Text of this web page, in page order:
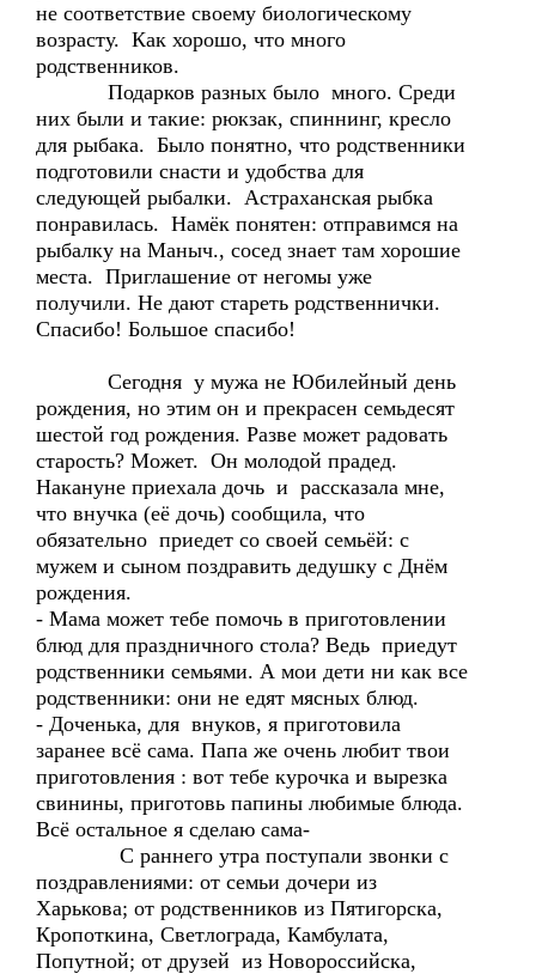
не соответствие своему биологическому
возрасту. Как хорошо, что много
родственников.
Подарков разных было много. Среди
них были и такие: рюкзак, спиннинг, кресло
для рыбака. Было понятно, что родственники
подготовили снасти и удобства для
следующей рыбалки. Астраханская рыбка
понравилась. Намёк понятен: отправимся на
рыбалку на Маныч., сосед знает там хорошие
места. Приглашение от негомы уже
получили. Не дают стареть родственнички.
Спасибо! Большое спасибо!
Сегодня у мужа не Юбилейный день
рождения, но этим он и прекрасен семьдесят
шестой год рождения. Разве может радовать
старость? Может. Он молодой прадед.
Накануне приехала дочь и рассказала мне,
что внучка (её дочь) сообщила, что
обязательно приедет со своей семьёй: с
мужем и сыном поздравить дедушку с Днём
рождения.
- Мама может тебе помочь в приготовлении
блюд для праздничного стола? Ведь приедут
родственники семьями. А мои дети ни как все
родственники: они не едят мясных блюд.
- Доченька, для внуков, я приготовила
заранее всё сама. Папа же очень любит твои
приготовления : вот тебе курочка и вырезка
свинины, приготовь папины любимые блюда.
Всё остальное я сделаю сама-
С раннего утра поступали звонки с
поздравлениями: от семьи дочери из
Харькова; от родственников из Пятигорска,
Кропоткина, Светлограда, Камбулата,
Попутной; от друзей из Новороссийска,